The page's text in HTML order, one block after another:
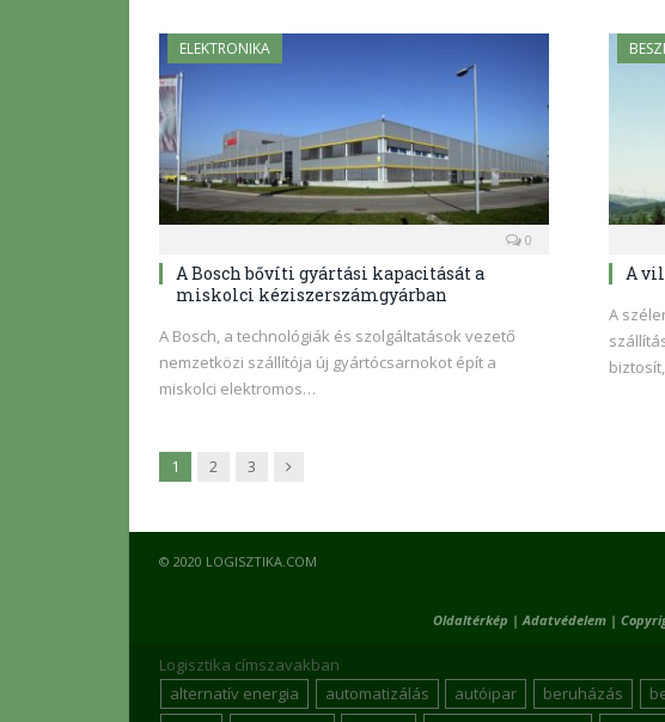
ELEKTRONIKA
0
A Bosch bővíti gyártási kapacitását a
miskolci kéziszerszámgyárban
A Bosch, a technológiák és szolgáltatások vezető
nemzetközi szállítója új gyártócsarnokot épít a
miskolci elektromos…
A
A
1 2 3 Következő
© 2020 LOGISZTIKA.COM
Oldaltérkép |Adatvédelem |
Logisztika címszavakban
alternatív energia
automatizálás autóipar beruházás